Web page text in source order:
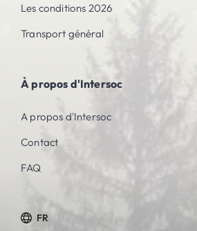
Les conditions 2026
Transport général
À propos d'Intersoc
A propos d'Intersoc
Contact
FAQ
FR